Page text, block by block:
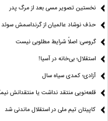
نخستین تصویر مسی بعد از مرگ پدر
حذف نوشاد عالمیان از گرنداسمش سوئد
گروسی: اصلاً شرایط مطلوبی نیست
استقلال؛ بی‌خانه در آسیا!
آزادی؛ کمدی سیاه سال
قلعه‌نویی منتقد نداشت یا منتقدانش
کاپیتان تیم ملی در استقلال ماندنی شد